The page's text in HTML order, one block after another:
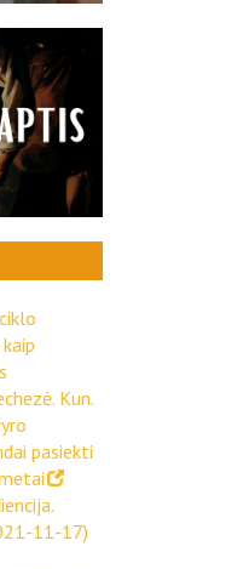
Kun.
pasiekti
metai
11-17)